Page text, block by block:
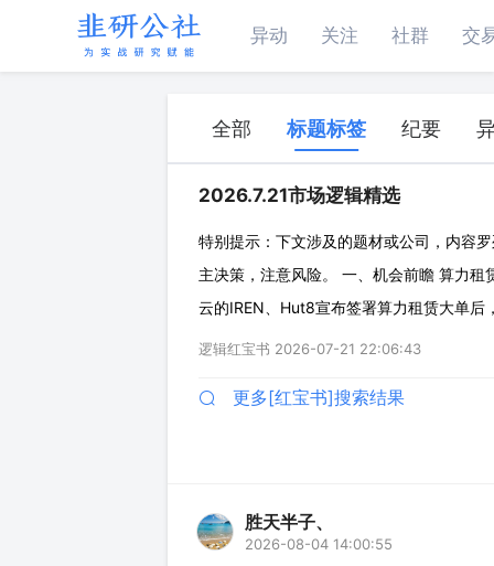
异动 关注 社群 交
全部 标题标签 纪要
2026.7.21市场逻辑精选
特别提示：下文涉及的题材或公司，内容
主决策，注意风险。 一、机会前瞻 算力
云的IREN、Hut8宣布签署算力租赁大单
家开发商签署总额28亿美元的多年期云服
逻辑红宝书 2026-07-21 22:06:43
更多[红宝书]搜索结果
胜天半子、
2026-08-04 14:00:55